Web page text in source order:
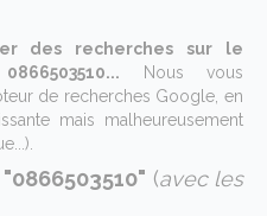
des recherches sur le
Nous vous
de recherches Google, en
mais malheureusement
"0866503510" (avec les